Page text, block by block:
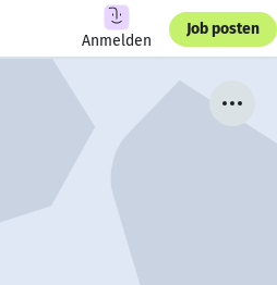
Anmelden
Job posten